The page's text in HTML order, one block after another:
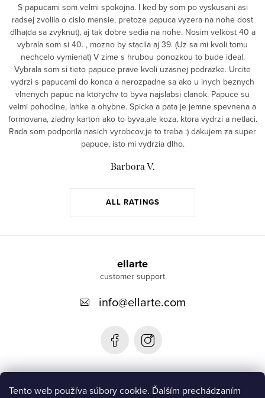
Tento web používa súbory cookie. Ďalším prechádzaním
ALL RATINGS
S papucami som velmi spokojna. I ked by som po vyskusani asi
radsej zvolila o cislo mensie, pretoze papuca vyzera na nohe dost
dlha(da sa zvyknut), aj tak dobre sedia na nohe. Nosim velkost 40 a
vybrala som si 40. , mozno by stacila aj 39. (Uz sa mi kvoli tomu
nechcelo vymienat) V zime s hrubou ponozkou to bude ideal.
Vybrala som si tieto papuce prave kvoli uzasnej podrazke. Urcite
vydrzi s papucami do konca a nerozpadne sa ako u inych beznych
vlnenych papuc na ktorychv to byva najslabsi clanok. Papuce su
velmi pohodlne, lahke a ohybne. Spicka a pata je jemne spevnena a
formovana, ziadny karton ako to byva,ale koza, ktora vydrzi a netlaci.
Rada som podporila nasich vyrobcov,je to treba :) dakujem za super
papuce, isto mi vydrzia dlho.
Barbora V.
ellarte
info@ellarte.com
Informácie pre vás